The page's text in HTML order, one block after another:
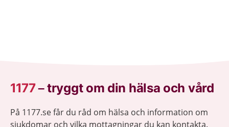
1177–tryggt om din hälsa och vård
På 1177.se får du råd om hälsa och information om
sjukdomar och vilka mottagningar du kan kontakta.